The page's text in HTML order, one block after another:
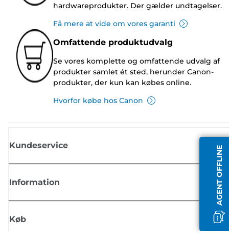
AGENT OFFLINE
hardwareprodukter. Der gælder undtagelser.
Få mere at vide om vores garanti
Omfattende produktudvalg
Se vores komplette og omfattende udvalg af
produkter samlet ét sted, herunder Canon-
produkter, der kun kan købes online.
Hvorfor købe hos Canon
Kundeservice
Information
Køb